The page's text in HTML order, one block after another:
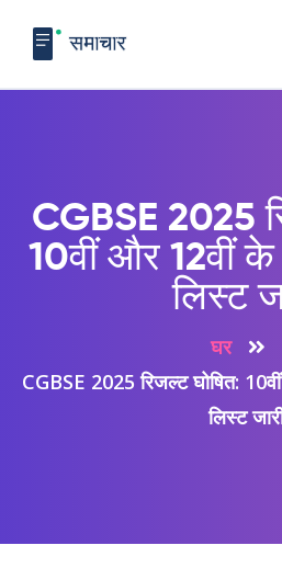
CGBSE 2025
10वीं और 12वीं के
लिस्ट
घर
CGBSE 2025 रिजल्ट घोषित:
लिस्ट